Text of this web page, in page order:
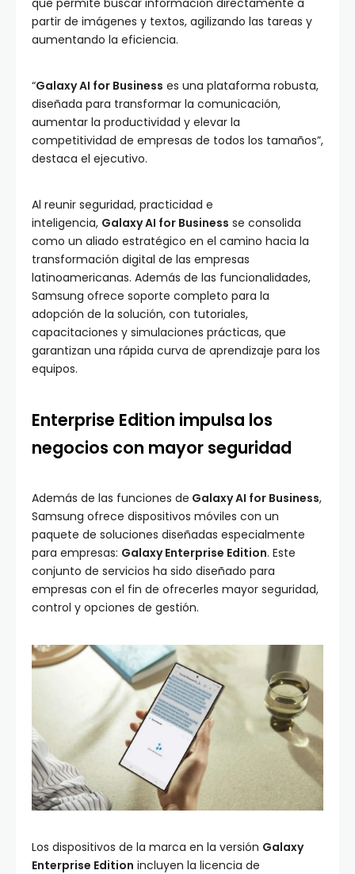
que permite buscar información directamente a
partir de imágenes y textos, agilizando las tareas y
aumentando la eficiencia.
“Galaxy AI for Business es una plataforma robusta,
diseñada para transformar la comunicación,
aumentar la productividad y elevar la
competitividad de empresas de todos los tamaños”,
destaca el ejecutivo.
Al reunir seguridad, practicidad e
inteligencia, Galaxy AI for Business se consolida
como un aliado estratégico en el camino hacia la
transformación digital de las empresas
latinoamericanas. Además de las funcionalidades,
Samsung ofrece soporte completo para la
adopción de la solución, con tutoriales,
capacitaciones y simulaciones prácticas, que
garantizan una rápida curva de aprendizaje para los
equipos.
Enterprise Edition impulsa los
negocios con mayor seguridad
Además de las funciones de Galaxy AI for Business,
Samsung ofrece dispositivos móviles con un
paquete de soluciones diseñadas especialmente
para empresas: Galaxy Enterprise Edition. Este
conjunto de servicios ha sido diseñado para
empresas con el fin de ofrecerles mayor seguridad,
control y opciones de gestión.
Los dispositivos de la marca en la versión Galaxy
Enterprise Edition incluyen la licencia de